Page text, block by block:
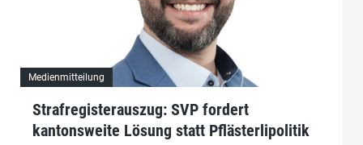
Medienmitteilung
Strafregisterauszug: SVP fordert
kantonsweite Lösung statt Pflästerlipolitik